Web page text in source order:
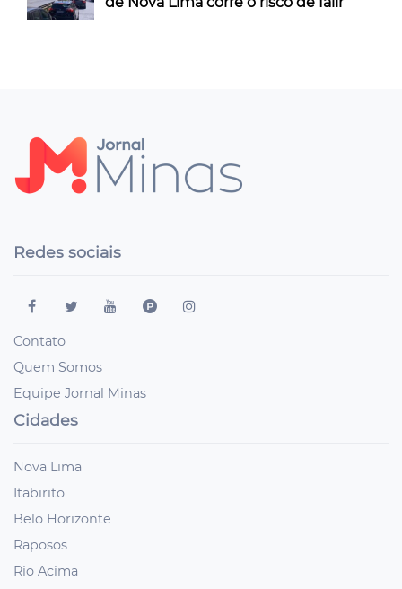
Redes sociais
Contato
Quem Somos
Equipe Jornal Minas
Cidades
Nova Lima
Itabirito
Belo Horizonte
Raposos
Rio Acima